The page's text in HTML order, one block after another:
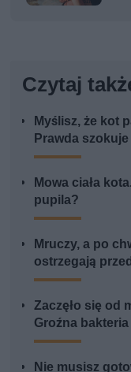
Czytaj
Myślisz, że kot
Prawda szokuje
Mowa ciała
pupila?
Mruczy, a po
ostrzegają
Zaczęło się od
Groźna
Nie musisz